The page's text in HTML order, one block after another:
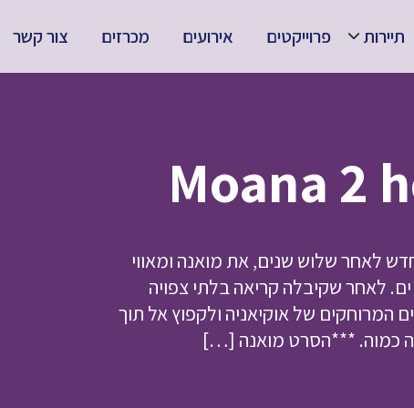
תיירות פרוייקטים אירועים מכרזים צור קשר
מאחד מחדש לאחר שלוש שנים, את מואנה ומאווי
לאחר שקיבלה קריאה בלתי צפויה
המרוחקים של אוקיאניה ולקפוץ אל תוך
כמוה. ***הסרט מואנה […]